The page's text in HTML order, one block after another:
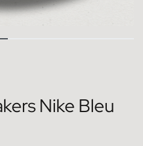
Nike Bleu